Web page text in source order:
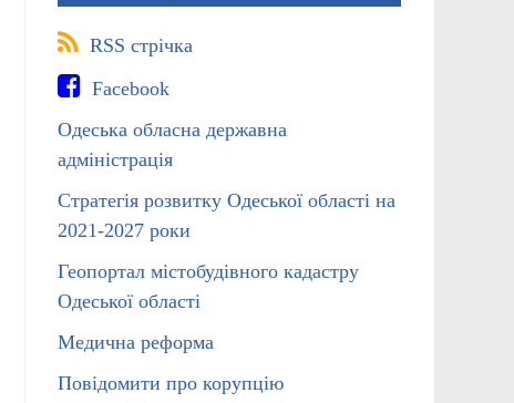
RSS стрічка
Facebook
Одеська обласна державна
адміністрація
Стратегія розвитку Одеської області на
2021-2027 роки
Геопортал містобудівного кадастру
Одеської області
Медична реформа
Повідомити про корупцію